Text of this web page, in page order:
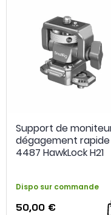
Support de
dégagement rapide
4487 HawkLock H21
Dispo sur commande
50,00 €